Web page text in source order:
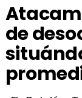
de